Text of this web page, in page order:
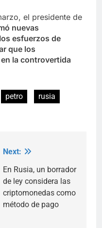
el presidente de
nuevas
esfuerzos de
que los
la controvertida
petro
rusia
Next:
En Rusia, un borrador
de ley considera las
criptomonedas como
método de pago